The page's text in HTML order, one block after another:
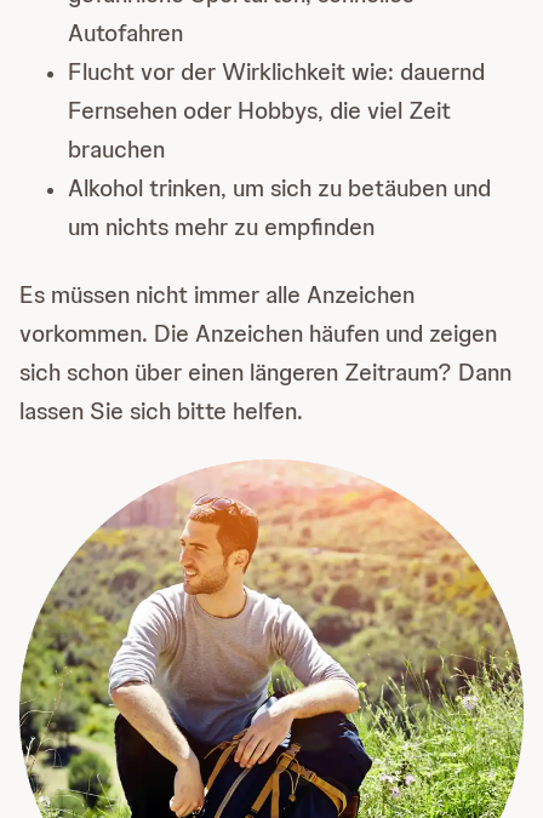
Autofahren
Flucht vor der Wirklichkeit wie: dauernd
Fernsehen oder Hobbys, die viel Zeit
brauchen
Alkohol trinken, um sich zu betäuben und
um nichts mehr zu empfinden
Es müssen nicht immer alle Anzeichen
vorkommen. Die Anzeichen häufen und zeigen
sich schon über einen längeren Zeitraum? Dann
lassen Sie sich bitte helfen.